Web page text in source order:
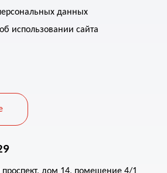
данных
использовании сайта